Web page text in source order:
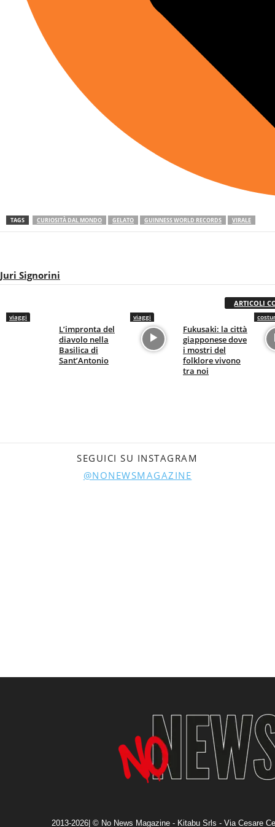
TAGS CURIOSITÀ DAL MONDO GELATO GUINNESS WORLD RECORDS VIRALE
Juri Signorini
ARTICOLI
viaggi
L’impronta del
diavolo nella
Basilica di
Sant’Antonio
viaggi
Fukusaki: la città
giapponese dove
i mostri del
folklore vivono
tra noi
SEGUICI SU INSTAGRAM
@NONEWSMAGAZINE
2013-2026| © No News Magazine - Kitabu Srls - Via Cesare